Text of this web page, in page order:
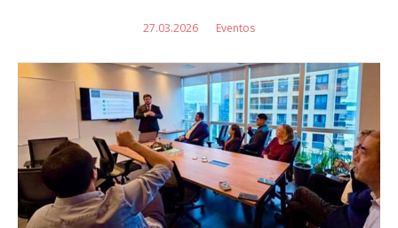
27.03.2026 Eventos